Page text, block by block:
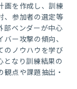
画を作成し、訓練
、参加者の選定等
部ベンダーが中心
ー攻撃の傾向、
のノウハウを学び
となり訓練結果の
点や課題抽出・